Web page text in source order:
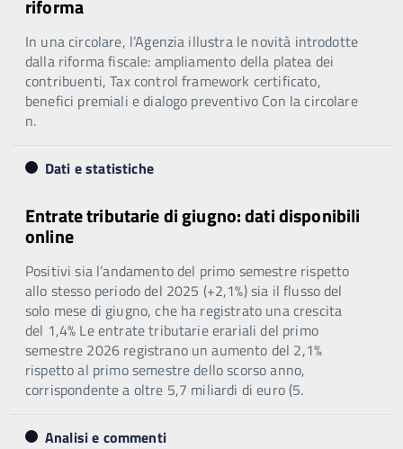
riforma
In una circolare, l’Agenzia illustra le novità introdotte
dalla riforma fiscale: ampliamento della platea dei
contribuenti, Tax control framework certificato,
benefici premiali e dialogo preventivo Con la circolare
n.
Dati e statistiche
Entrate tributarie di giugno: dati disponibili
online
Positivi sia l’andamento del primo semestre rispetto
allo stesso periodo del 2025 (+2,1%) sia il flusso del
solo mese di giugno, che ha registrato una crescita
del 1,4% Le entrate tributarie erariali del primo
semestre 2026 registrano un aumento del 2,1%
rispetto al primo semestre dello scorso anno,
corrispondente a oltre 5,7 miliardi di euro (5.
Analisi e commenti